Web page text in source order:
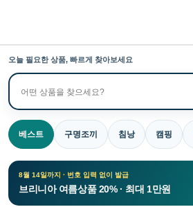
오늘 필요한 상품, 빠르게 찾아보세요
상
품
검
색
베스트 구명조끼 침낭 캠핑
8월 14일까지 · 번호 입력 없이 발급
브리니아 여름상품 20% · 최대 1만원